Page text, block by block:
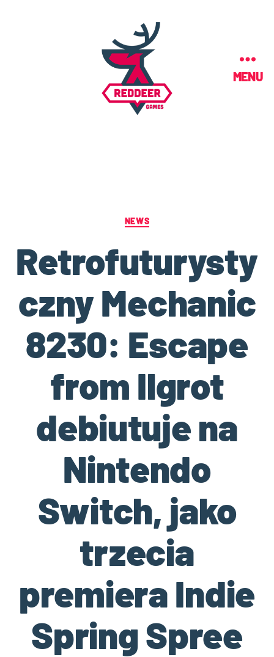
MENU
NEWS
Retrofuturysty
czny Mechanic
8230: Escape
from Ilgrot
debiutuje na
Nintendo
Switch, jako
trzecia
premiera Indie
Spring Spree